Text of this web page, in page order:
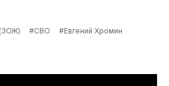
#СВО
#Евгений Хромин